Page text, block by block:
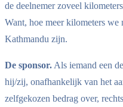
de deelnemer zoveel
Want, hoe meer kilometers we
Kathmandu zijn.
De sponsor.Als iemand een
hij/zij, onafhankelijk van het
zelfgekozen bedrag over,